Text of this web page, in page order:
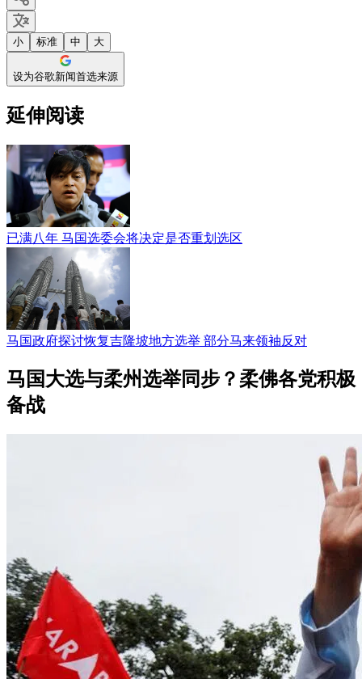
小 标准 中 大
设为谷歌新闻首选来源
延伸阅读
已满八年 马国选委会将决定是否重划选区
马国政府探讨恢复吉隆坡地方选举 部分马来领袖反对
马国大选与柔州选举同步？柔佛各党积极
备战